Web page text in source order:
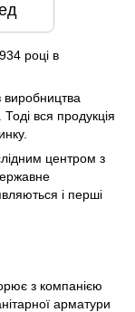
році в
виробництва
вся продукція
центром з
і перші
з компанією
арматури